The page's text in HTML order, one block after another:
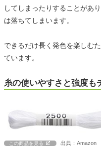
してしまったりすることがあ
は落ちてしまいます。
できるだけ長く発色を楽しむ
ています。
糸の使いやすさと強度も
この商品を見る 出典：Amazon